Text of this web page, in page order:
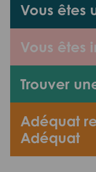
Vous êtes
Vous êtes
Trouver
Adéquat
Adéquat